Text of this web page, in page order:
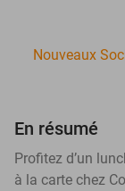
Nouveaux
En résumé
Profitez d’un
à la carte chez